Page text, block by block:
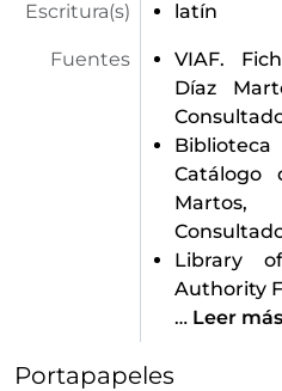
Escritura(s) latín
Fuentes
VIAF.
Díaz
Catálogo
Martos,
Library
Authority
… Leer más
Portapapeles